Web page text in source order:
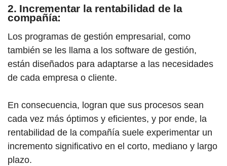
2. Incrementar la rentabilidad de la
compañía:
Los programas de gestión empresarial, como
también se les llama a los software de gestión,
están diseñados para adaptarse a las necesidades
de cada empresa o cliente.
En consecuencia, logran que sus procesos sean
cada vez más óptimos y eficientes, y por ende, la
rentabilidad de la compañía suele experimentar un
incremento significativo en el corto, mediano y largo
plazo.